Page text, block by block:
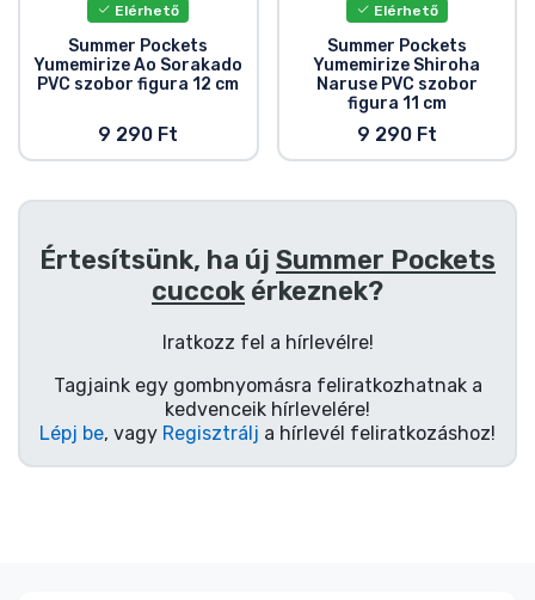
Elérhető
Summer Pockets
Yumemirize Ao Sorakado
PVC szobor figura 12 cm
9 290 Ft
Elérhető
Summer Pockets
Yumemirize Shiroha
Naruse PVC szobor
figura 11 cm
9 290 Ft
Értesítsünk, ha új Summer Pockets
cuccok érkeznek?
Iratkozz fel a hírlevélre!
Tagjaink egy gombnyomásra feliratkozhatnak a
kedvenceik hírlevelére!
Lépj be, vagy Regisztrálj a hírlevél feliratkozáshoz!